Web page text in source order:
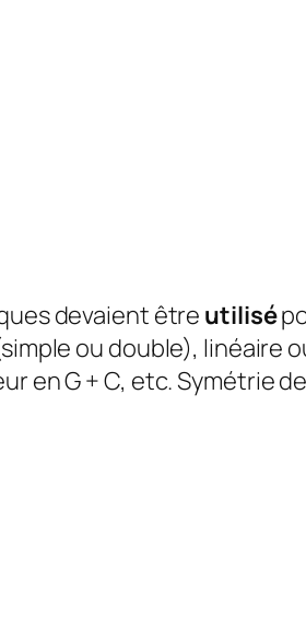
devaient être utilisé
ou double),
en G + C, etc. Symétrie